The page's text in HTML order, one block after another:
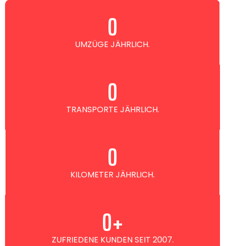
UMZÜGE JÄHRLICH.
0
TRANSPORTE JÄHRLICH.
0
KILOMETER JÄHRLICH.
0
ZUFRIEDENE KUNDEN SEIT 2007.
0+